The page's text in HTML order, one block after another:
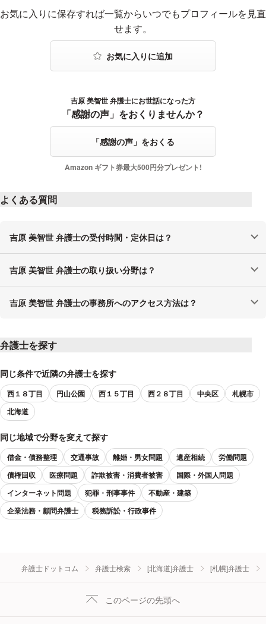
お気に入りに登録する
お気に入りに保存すれば一覧からいつでもプロフィールを見直
せます。
感謝の声をおくる吉原 美智世 弁護士にお世話になった方
「感謝の声」をおくりませんか？
「感謝の声」をおくる
Amazon ギフト券最大500円分プレゼント!
よくある質問
吉原 美智世 弁護士の受付時間・定休日は？
吉原 美智世 弁護士の取り扱い分野は？
吉原 美智世 弁護士の事務所へのアクセス方法は？
弁護士を探す
同じ条件で近隣の弁護士を探す
西１８丁目 円山公園 西１５丁目 西２８丁目 中央区
札幌市
北海道
同じ地域で分野を変えて探す
借金・債務整理 交通事故 離婚・男女問題 遺産相続
労働問題
債権回収
医療問題 詐欺被害・消費者被害
国際・外国人問題
インターネット問題
犯罪・刑事事件
不動産・建築
企業法務・顧問弁護士
税務訴訟・行政事件
弁護士ドットコム 弁護士検索 [北海道]弁護士 [札幌]弁護士
このページの先頭へ